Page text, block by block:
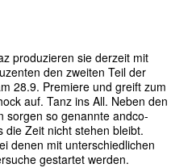
produzieren sie derzeit mit
den zweiten Teil der
28.9. Premiere und greift zum
auf. Tanz ins All. Neben den
sorgen so genannte andco-
die Zeit nicht stehen bleibt.
denen mit unterschiedlichen
gestartet werden.